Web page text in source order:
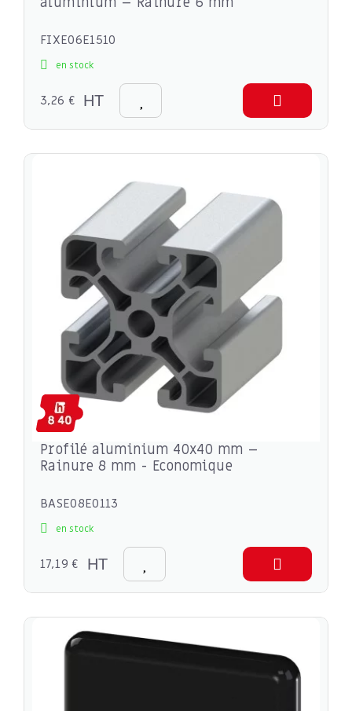
FIXE06E1510
en stock
3,26 € HT
Profilé aluminium 40x40 mm –
Rainure 8 mm - Economique
BASE08E0113
en stock
17,19 € HT